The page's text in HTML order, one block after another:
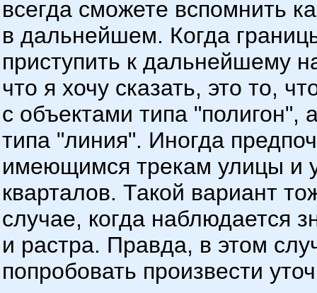
всегда сможете вспомнить
в дальнейшем. Когда
приступить к дальнейшему
что я хочу сказать, это то,
с объектами типа "полигон",
типа "линия". Иногда
имеющимся трекам улицы и
кварталов. Такой вариант
случае, когда наблюдается
и растра. Правда, в этом
попробовать произвести